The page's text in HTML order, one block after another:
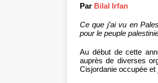
Par Bilal Irfan
Ce que j’ai vu en
pour le peuple
Au début de cette
auprès de diverses
Cisjordanie occupée et